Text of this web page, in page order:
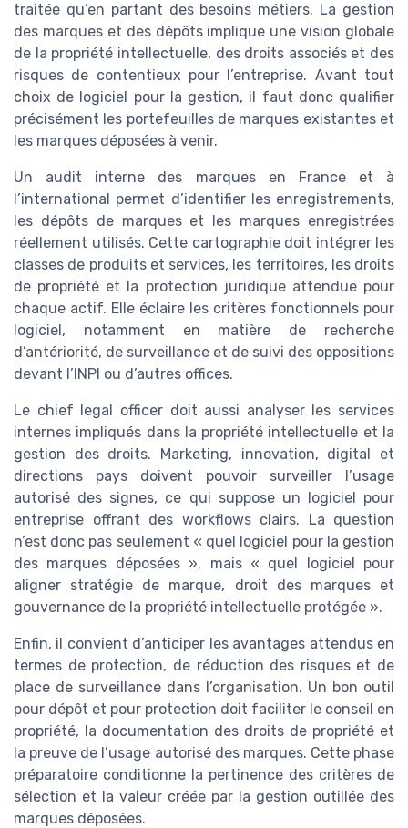
traitée qu’en partant des besoins métiers. La gestion
des marques et des dépôts implique une vision globale
de la propriété intellectuelle, des droits associés et des
risques de contentieux pour l’entreprise. Avant tout
choix de logiciel pour la gestion, il faut donc qualifier
précisément les portefeuilles de marques existantes et
les marques déposées à venir.
Un audit interne des marques en France et à
l’international permet d’identifier les enregistrements,
les dépôts de marques et les marques enregistrées
réellement utilisés. Cette cartographie doit intégrer les
classes de produits et services, les territoires, les droits
de propriété et la protection juridique attendue pour
chaque actif. Elle éclaire les critères fonctionnels pour
logiciel, notamment en matière de recherche
d’antériorité, de surveillance et de suivi des oppositions
devant l’INPI ou d’autres offices.
Le chief legal officer doit aussi analyser les services
internes impliqués dans la propriété intellectuelle et la
gestion des droits. Marketing, innovation, digital et
directions pays doivent pouvoir surveiller l’usage
autorisé des signes, ce qui suppose un logiciel pour
entreprise offrant des workflows clairs. La question
n’est donc pas seulement « quel logiciel pour la gestion
des marques déposées », mais « quel logiciel pour
aligner stratégie de marque, droit des marques et
gouvernance de la propriété intellectuelle protégée ».
Enfin, il convient d’anticiper les avantages attendus en
termes de protection, de réduction des risques et de
place de surveillance dans l’organisation. Un bon outil
pour dépôt et pour protection doit faciliter le conseil en
propriété, la documentation des droits de propriété et
la preuve de l’usage autorisé des marques. Cette phase
préparatoire conditionne la pertinence des critères de
sélection et la valeur créée par la gestion outillée des
marques déposées.